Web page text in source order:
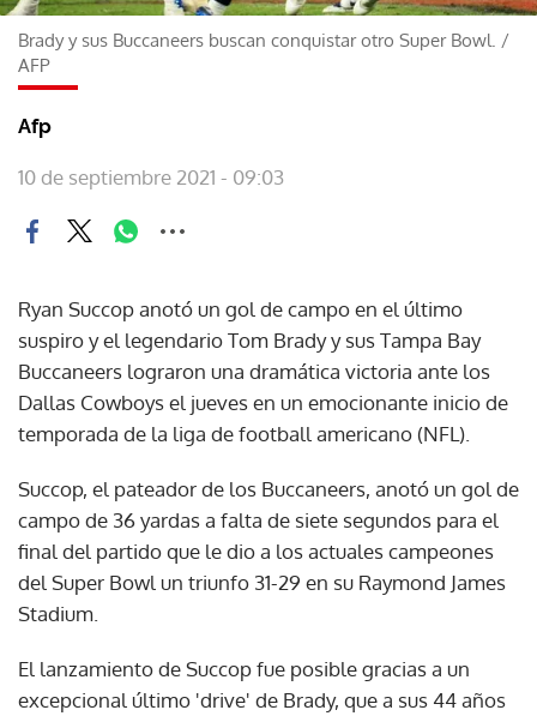
Brady y sus Buccaneers buscan conquistar otro Super Bowl. /
AFP
Afp
10 de septiembre 2021 - 09:03
Ryan Succop anotó un gol de campo en el último
suspiro y el legendario Tom Brady y sus Tampa Bay
Buccaneers lograron una dramática victoria ante los
Dallas Cowboys el jueves en un emocionante inicio de
temporada de la liga de football americano (NFL).
Succop, el pateador de los Buccaneers, anotó un gol de
campo de 36 yardas a falta de siete segundos para el
final del partido que le dio a los actuales campeones
del Super Bowl un triunfo 31-29 en su Raymond James
Stadium.
El lanzamiento de Succop fue posible gracias a un
excepcional último 'drive' de Brady, que a sus 44 años